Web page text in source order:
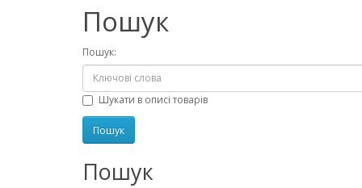
Пошук
Пошук:
Шукати в описі товарів
Пошук